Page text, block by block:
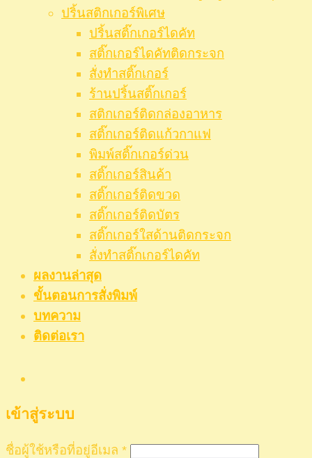
ปริ้นสติกเกอร์พิเศษ
ปริ้นสติ๊กเกอร์ไดคัท
สติ๊กเกอร์ไดคัทติดกระจก
สั่งทำสติ๊กเกอร์
ร้านปริ้นสติ๊กเกอร์
สติกเกอร์ติดกล่องอาหาร
สติ๊กเกอร์ติดแก้วกาแฟ
พิมพ์สติ๊กเกอร์ด่วน
สติ๊กเกอร์สินค้า
สติ๊กเกอร์ติดขวด
สติ๊กเกอร์ติดบัตร
สติ๊กเกอร์ใสด้านติดกระจก
สั่งทําสติ๊กเกอร์ไดคัท
ผลงานล่าสุด
ขั้นตอนการสั่งพิมพ์
บทความ
ติดต่อเรา
เข้าสู่ระบบ
ชื่อผู้ใช้หรือที่อยู่อีเมล *